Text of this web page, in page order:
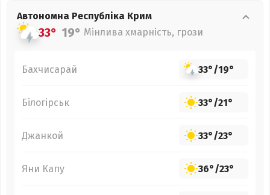
Автономна Республіка Крим
33° 19° Мінлива хмарність, грози
Бахчисарай 33°/19°
Білогірськ 33°/21°
Джанкой 33°/23°
Яни Капу 36°/23°